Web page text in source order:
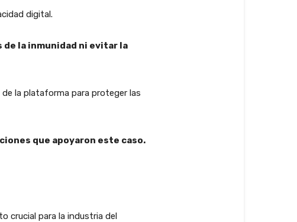
digital.
la inmunidad ni evitar la
la plataforma para proteger las
que apoyaron este caso.
crucial para la industria del